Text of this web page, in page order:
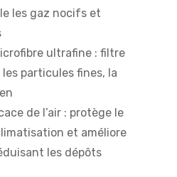
les gaz nocifs et
ultrafine : filtre
particules fines, la
de l’air : protège le
et améliore
les dépôts